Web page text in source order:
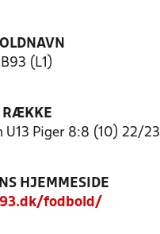
B93 (L1)
RÆKKE
U13 Piger 8:8 (10) 22/23
HJEMMESIDE
fodbold/